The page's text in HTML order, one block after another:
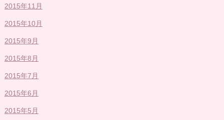
2015年11月
2015年10月
2015年9月
2015年8月
2015年7月
2015年6月
2015年5月